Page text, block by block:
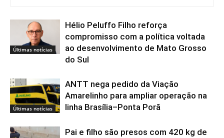
Últimas notícias
Hélio Peluffo Filho reforça
compromisso com a política voltada
ao desenvolvimento de Mato Grosso
do Sul
Últimas notícias
ANTT nega pedido da Viação
Amarelinho para ampliar operação na
linha Brasília–Ponta Porã
Pai e filho são presos com 420 kg de